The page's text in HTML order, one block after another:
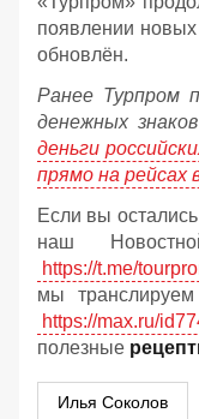
появлении новых
обновлён.
Ранее Турпром
денежных
деньги
прямо на рейсах
Если вы
наш
https://t.me/
мы транслируем
https://max.ru/
полезные
Илья Соколов